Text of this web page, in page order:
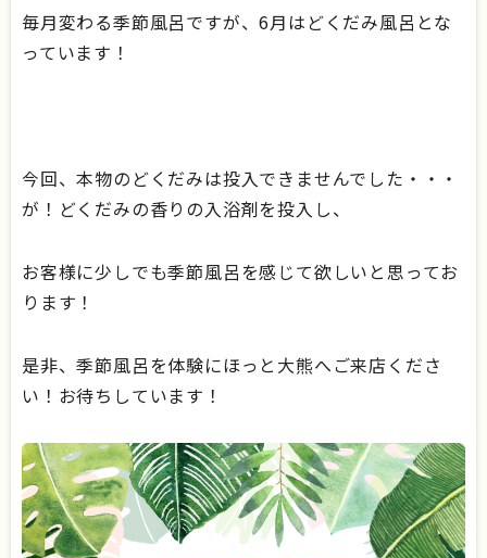
毎月変わる季節風呂ですが、6月はどくだみ風呂とな
っています！
今回、本物のどくだみは投入できませんでした・・・
が！どくだみの香りの入浴剤を投入し、
お客様に少しでも季節風呂を感じて欲しいと思ってお
ります！
是非、季節風呂を体験にほっと大熊へご来店くださ
い！お待ちしています！